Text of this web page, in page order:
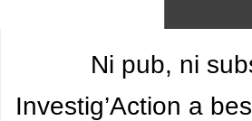
Ni pub, ni
Investig’Action a